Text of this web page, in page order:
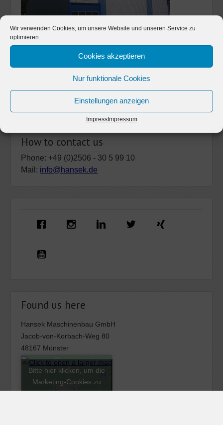
Wir verwenden Cookies, um unsere Website und unseren Service zu
optimieren.
Cookies akzeptieren
Nur funktionale Cookies
Einstellungen anzeigen
ImpressImpressum
How to contact us
Phone: +49 (0)2506 - 30 5 99 10
Mail: info@hansek.de
Found us here
Hansek Maschinenbau GmbH
Jacob-von-Korbach-Weg 80
48167 Münster
Bitte hier klicken, um die
Marketing-Cookies zu
akzeptieren und diesen